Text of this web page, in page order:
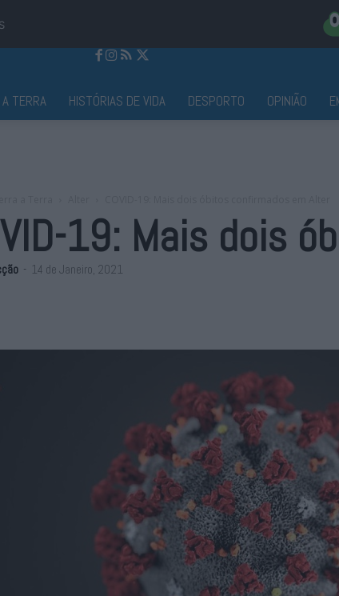
TERRA HISTÓRIAS DE VIDA DESPORTO OPINIÃO
19: Mais dois
- 14 de Janeiro, 2021